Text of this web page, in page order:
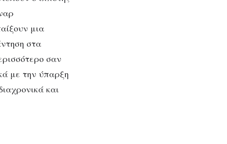
μια
στα
σαν
με την ύπαρξη
και